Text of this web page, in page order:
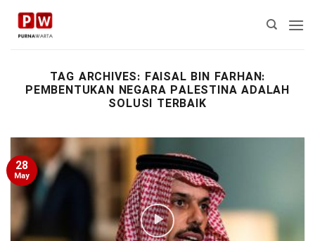
Skip
content
TAG ARCHIVES: FAISAL BIN FARHAN:
PEMBENTUKAN NEGARA PALESTINA ADALAH
SOLUSI TERBAIK
28
May